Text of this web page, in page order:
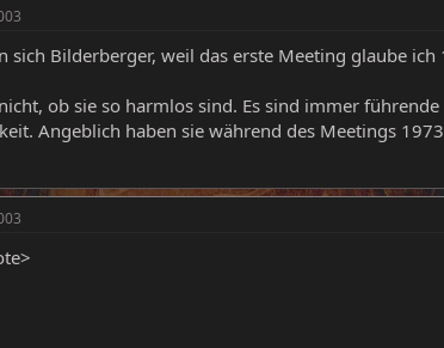
sich Bilderberger, weil das erste Meeting glaube
ob sie so harmlos sind. Es sind immer
Angeblich haben sie während des Meetings